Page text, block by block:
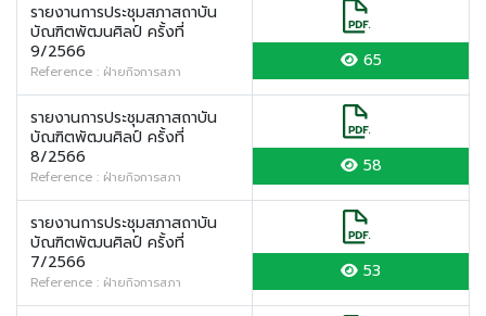
รายงานการประชุมสภาสถาบัน
บัณฑิตพัฒนศิลป์ ครั้งที่
9/2566
Reference : ฝ่ายกิจการสภา
65
รายงานการประชุมสภาสถาบัน
บัณฑิตพัฒนศิลป์ ครั้งที่
8/2566
Reference : ฝ่ายกิจการสภา
58
รายงานการประชุมสภาสถาบัน
บัณฑิตพัฒนศิลป์ ครั้งที่
7/2566
Reference : ฝ่ายกิจการสภา
53